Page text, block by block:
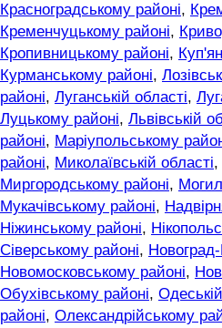
Красноградському районі,
Кременчуцькому районі,
Кропивницькому районі,
Курманському районі,
районі, Луганській області,
Луцькому районі, Львівській
районі, Маріупольському
районі, Миколаївській області,
Миргородському районі,
Мукачівському районі,
Ніжинському районі,
Сіверському районі,
Новомосковському районі,
Обухівському районі,
районі, Олександрійському